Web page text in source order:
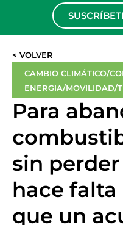
< VOLVER
CAMBIO CLIMÁTICO/
ENERGIA/MOVILIDAD/
Para
sin
hace
que un